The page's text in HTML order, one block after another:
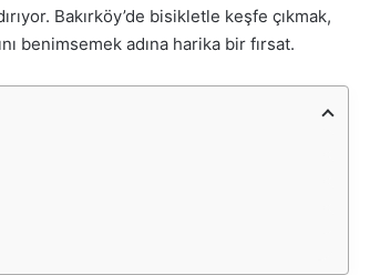
Bakırköy’de bisikletle keşfe çıkmak,
benimsemek adına harika bir fırsat.